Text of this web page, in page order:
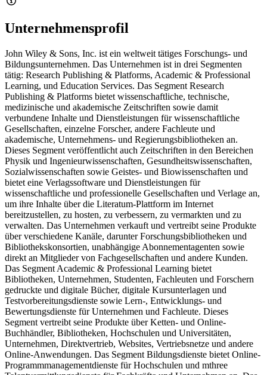
Unternehmensprofil
John Wiley & Sons, Inc. ist ein weltweit tätiges Forschungs- und
Bildungsunternehmen. Das Unternehmen ist in drei Segmenten
tätig: Research Publishing & Platforms, Academic & Professional
Learning, und Education Services. Das Segment Research
Publishing & Platforms bietet wissenschaftliche, technische,
medizinische und akademische Zeitschriften sowie damit
verbundene Inhalte und Dienstleistungen für wissenschaftliche
Gesellschaften, einzelne Forscher, andere Fachleute und
akademische, Unternehmens- und Regierungsbibliotheken an.
Dieses Segment veröffentlicht auch Zeitschriften in den Bereichen
Physik und Ingenieurwissenschaften, Gesundheitswissenschaften,
Sozialwissenschaften sowie Geistes- und Biowissenschaften und
bietet eine Verlagssoftware und Dienstleistungen für
wissenschaftliche und professionelle Gesellschaften und Verlage an,
um ihre Inhalte über die Literatum-Plattform im Internet
bereitzustellen, zu hosten, zu verbessern, zu vermarkten und zu
verwalten. Das Unternehmen verkauft und vertreibt seine Produkte
über verschiedene Kanäle, darunter Forschungsbibliotheken und
Bibliothekskonsortien, unabhängige Abonnementagenten sowie
direkt an Mitglieder von Fachgesellschaften und andere Kunden.
Das Segment Academic & Professional Learning bietet
Bibliotheken, Unternehmen, Studenten, Fachleuten und Forschern
gedruckte und digitale Bücher, digitale Kursunterlagen und
Testvorbereitungsdienste sowie Lern-, Entwicklungs- und
Bewertungsdienste für Unternehmen und Fachleute. Dieses
Segment vertreibt seine Produkte über Ketten- und Online-
Buchhändler, Bibliotheken, Hochschulen und Universitäten,
Unternehmen, Direktvertrieb, Websites, Vertriebsnetze und andere
Online-Anwendungen. Das Segment Bildungsdienste bietet Online-
Programmmanagementdienste für Hochschulen und mthree